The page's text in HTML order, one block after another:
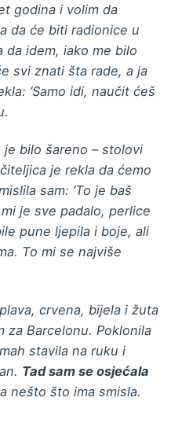
godina i volim da
da će biti radionice u
da idem, iako me bilo
svi znati šta rade, a ja
‘Samo idi, naučit ćeš
bilo šareno – stolovi
je rekla da ćemo
sam: ‘To je baš
je sve padalo, perlice
pune ljepila i boje, ali
To mi se najviše
crvena, bijela i žuta
za Barcelonu. Poklonila
stavila na ruku i
Tad sam se osjećala
nešto što ima smisla.